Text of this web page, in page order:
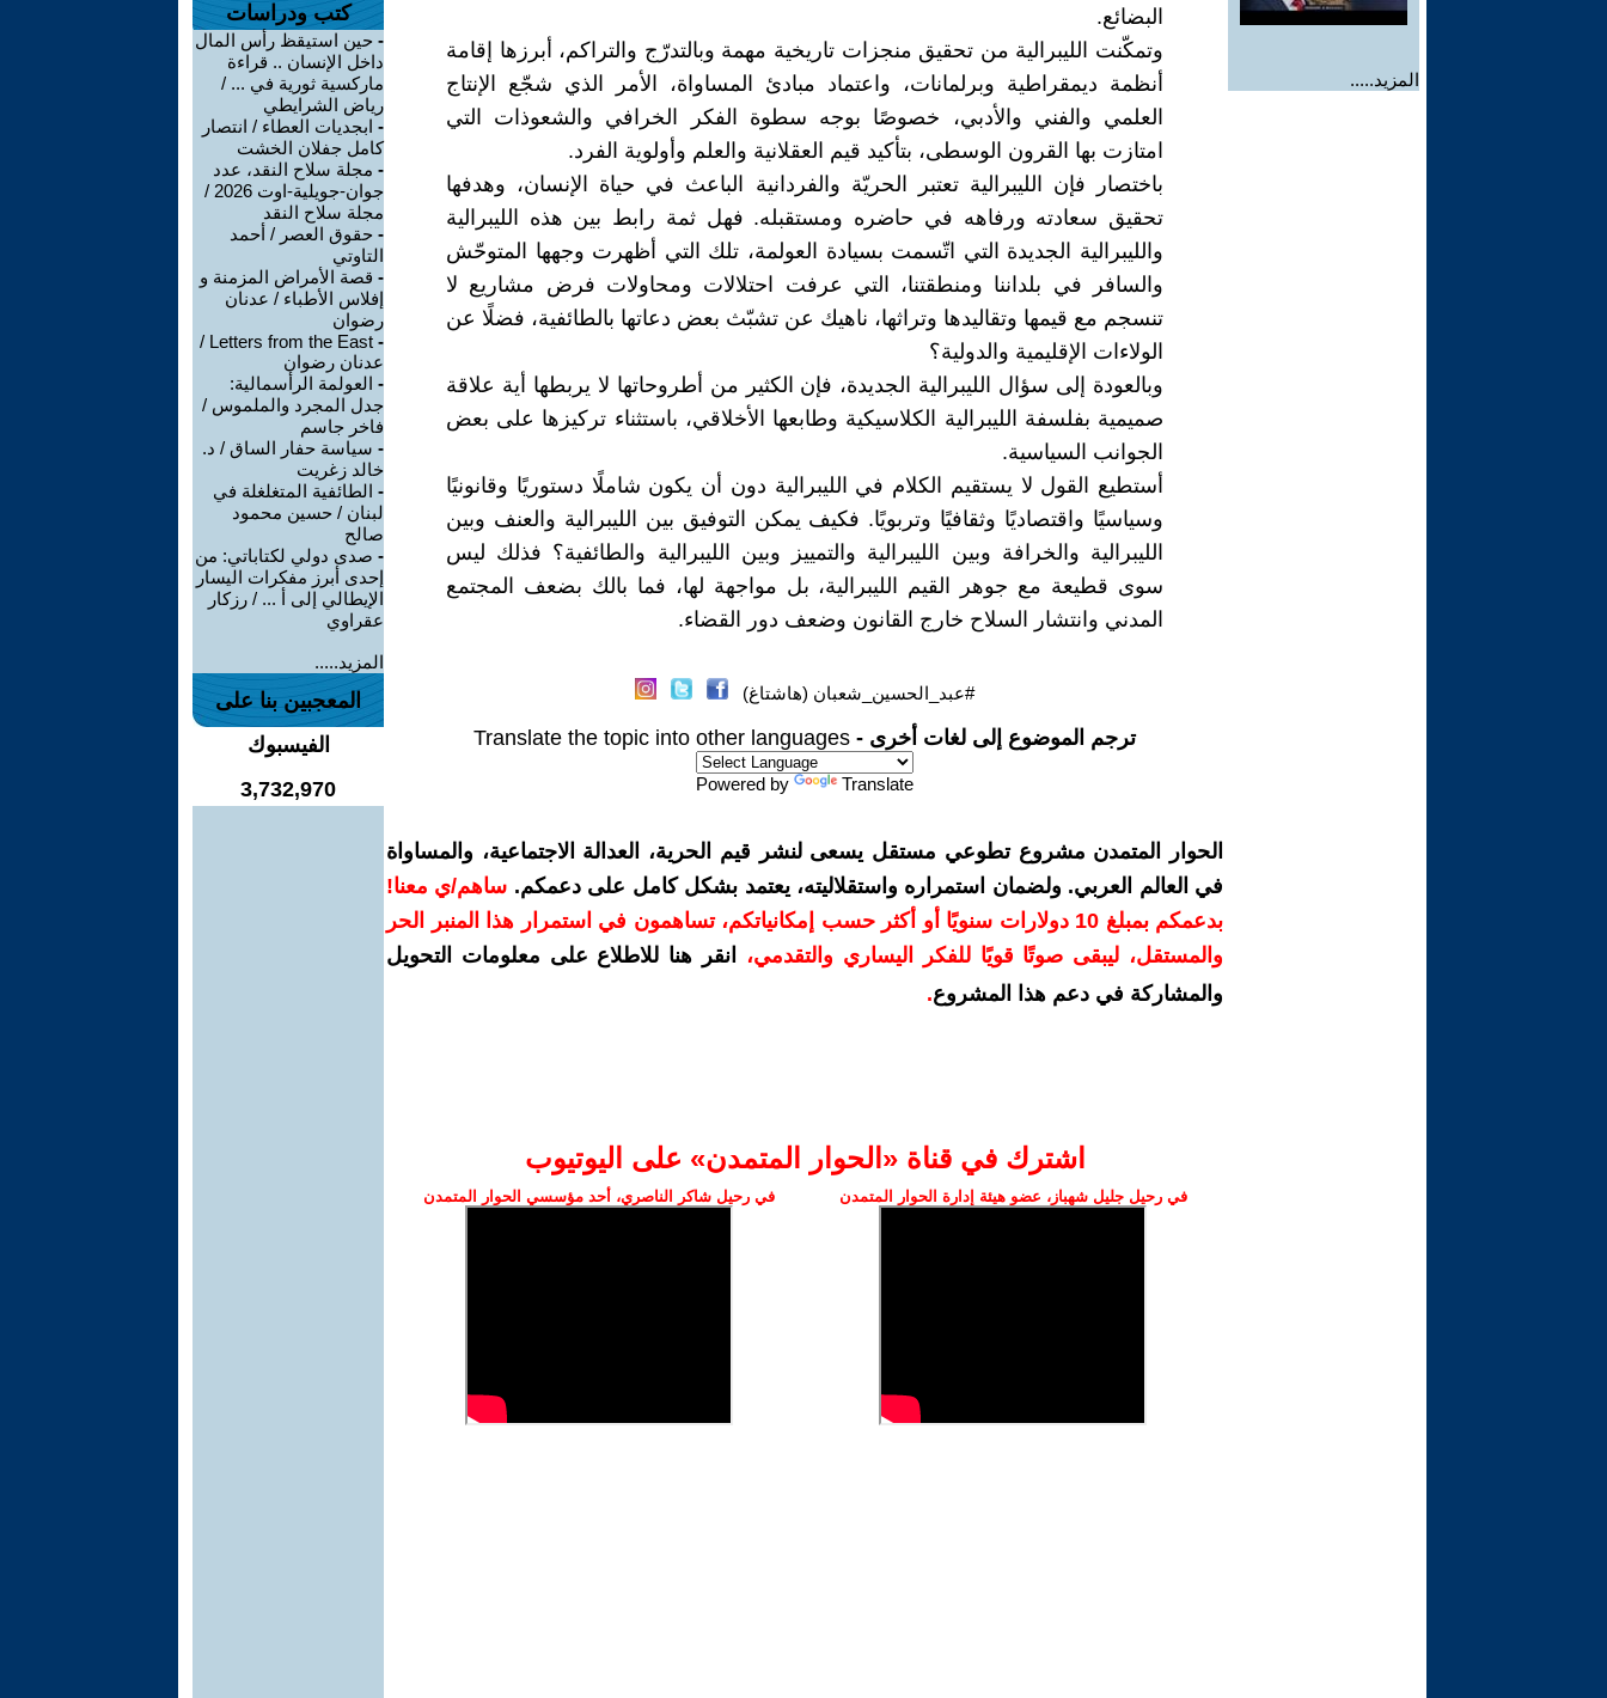
المزيد.....
البضائع.
وتمكّنت الليبرالية من تحقيق منجزات تاريخية مهمة وبالتدرّج والتراكم، أبرزها إقامة
أنظمة ديمقراطية وبرلمانات، واعتماد مبادئ المساواة، الأمر الذي شجّع الإنتاج
العلمي والفني والأدبي، خصوصًا بوجه سطوة الفكر الخرافي والشعوذات التي
امتازت بها القرون الوسطى، بتأكيد قيم العقلانية والعلم وأولوية الفرد.
باختصار فإن الليبرالية تعتبر الحريّة والفردانية الباعث في حياة الإنسان، وهدفها
تحقيق سعادته ورفاهه في حاضره ومستقبله. فهل ثمة رابط بين هذه الليبرالية
والليبرالية الجديدة التي اتّسمت بسيادة العولمة، تلك التي أظهرت وجهها المتوحّش
والسافر في بلداننا ومنطقتنا، التي عرفت احتلالات ومحاولات فرض مشاريع لا
تنسجم مع قيمها وتقاليدها وتراثها، ناهيك عن تشبّث بعض دعاتها بالطائفية، فضلًا عن
الولاءات الإقليمية والدولية؟
وبالعودة إلى سؤال الليبرالية الجديدة، فإن الكثير من أطروحاتها لا يربطها أية علاقة
صميمية بفلسفة الليبرالية الكلاسيكية وطابعها الأخلاقي، باستثناء تركيزها على بعض
الجوانب السياسية.
أستطيع القول لا يستقيم الكلام في الليبرالية دون أن يكون شاملًا دستوريًا وقانونيًا
وسياسيًا واقتصاديًا وثقافيًا وتربويًا. فكيف يمكن التوفيق بين الليبرالية والعنف وبين
الليبرالية والخرافة وبين الليبرالية والتمييز وبين الليبرالية والطائفية؟ فذلك ليس
سوى قطيعة مع جوهر القيم الليبرالية، بل مواجهة لها، فما بالك بضعف المجتمع
المدني وانتشار السلاح خارج القانون وضعف دور القضاء.
#عبد_الحسين_شعبان (هاشتاغ)
ترجم الموضوع إلى لغات أخرى - Translate the topic into other languages
Powered by Translate
الحوار المتمدن مشروع تطوعي مستقل يسعى لنشر قيم الحرية، العدالة الاجتماعية، والمساواة
في العالم العربي. ولضمان استمراره واستقلاليته، يعتمد بشكل كامل على دعمكم. ساهم/ي معنا!
بدعمكم بمبلغ 10 دولارات سنويًا أو أكثر حسب إمكانياتكم، تساهمون في استمرار هذا المنبر الحر
والمستقل، ليبقى صوتًا قويًا للفكر اليساري والتقدمي،
انقر هنا للاطلاع على معلومات التحويل
والمشاركة في دعم هذا المشروع.
اشترك في قناة ‫«الحوار المتمدن» على اليوتيوب
في رحيل جليل شهباز، عضو هيئة إدارة الحوار المتمدن في رحيل شاكر الناصري، أحد مؤسسي الحوار المتمدن
كتب ودراسات
- حين استيقظ رأس المال
داخل الإنسان .. قراءة
ماركسية ثورية في ... /
رياض الشرايطي
- ابجديات العطاء / انتصار
كامل جفلان الخشت
- مجلة سلاح النقد، عدد
جوان-جويلية-اوت 2026 /
مجلة سلاح النقد
- حقوق العصر / أحمد
التاوتي
- قصة الأمراض المزمنة و
إفلاس الأطباء / عدنان
رضوان
-
Letters from the East /
عدنان رضوان
- العولمة الرأسمالية:
جدل المجرد والملموس /
فاخر جاسم
- سياسة حفار الساق / د.
خالد زغريت
- الطائفية المتغلغلة في
لبنان / حسين محمود
صالح
- صدى دولي لكتاباتي: من
إحدى أبرز مفكرات اليسار
الإيطالي إلى أ ... / رزكار
عقراوي
المزيد.....
المعجبين بنا على
الفيسبوك
3,732,970